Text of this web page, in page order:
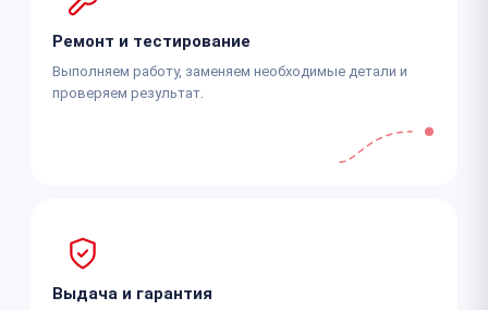
Ремонт и тестирование
Выполняем работу, заменяем необходимые детали и
проверяем результат.
Выдача и гарантия